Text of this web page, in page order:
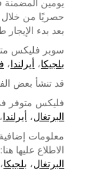
بعد بدء
سوبر فليكس
بلجيكا، أيرلندا،
قد تنشأ بعض
فليكس متوفر
البرتغال، أيرلندا،
معلومات
الاطلاع عليها هنا:
البرتغال، بلجيكا،